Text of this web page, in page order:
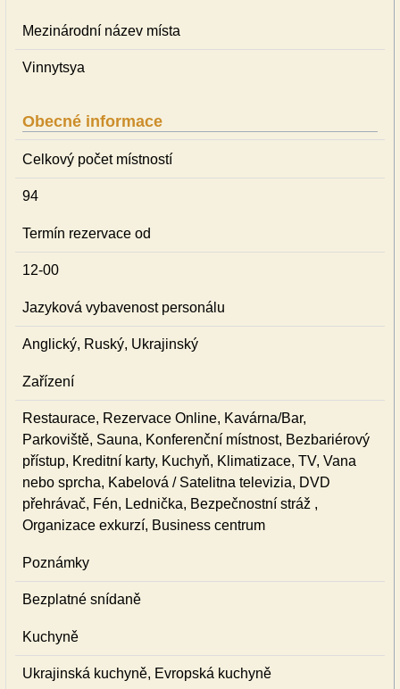
Mezinárodní název místa
Vinnytsya
Obecné informace
Celkový počet místností
94
Termín rezervace od
12-00
Jazyková vybavenost personálu
Anglický, Ruský, Ukrajinský
Zařízení
Restaurace, Rezervace Online, Kavárna/Bar,
Parkoviště, Sauna, Konferenční místnost, Bezbariérový
přístup, Kreditní karty, Kuchyň, Klimatizace, TV, Vana
nebo sprcha, Kabelová / Satelitna televizia, DVD
přehrávač, Fén, Lednička, Bezpečnostní stráž ,
Organizace exkurzí, Business centrum
Poznámky
Bezplatné snídaně
Kuchyně
Ukrajinská kuchyně, Evropská kuchyně